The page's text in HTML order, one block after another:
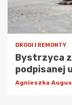
DROGI I REMONTY
Bystrzyca
podpisanej
Agnieszka